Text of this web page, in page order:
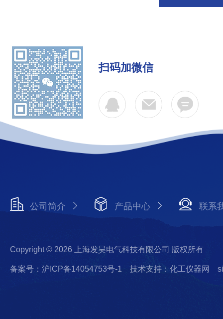
扫码加微信
公司简介 产品中心 联系
Copyright © 2026 上海发昊电气科技有限公司 版权所有
备案号：沪ICP备14054753号-1 技术支持：化工仪器网